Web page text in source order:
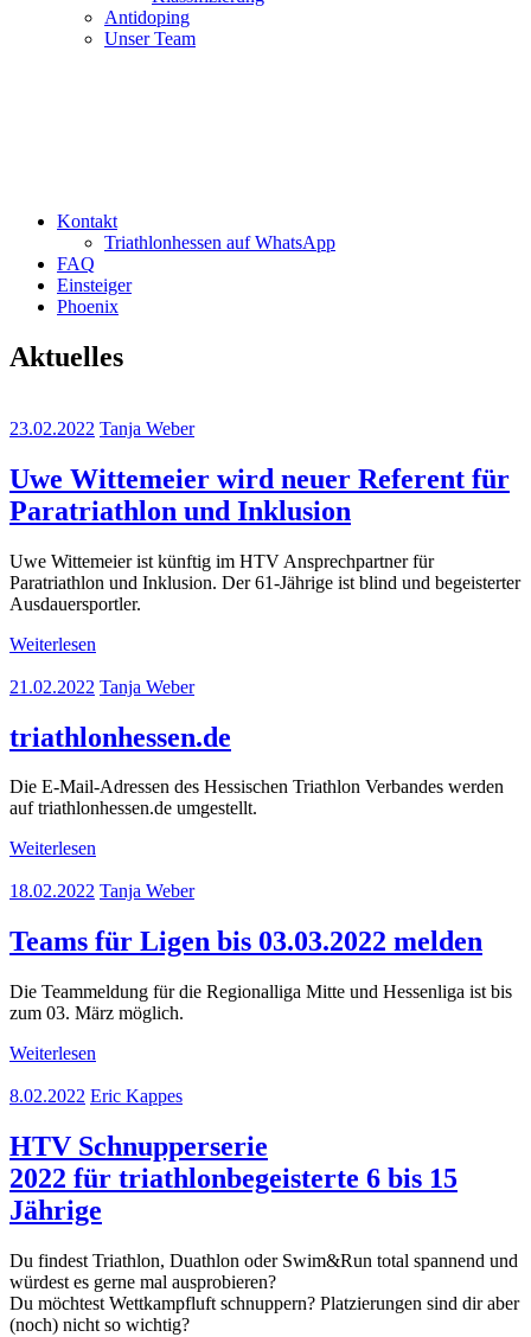
Antidoping
Unser Team
Kontakt
Triathlonhessen auf WhatsApp
FAQ
Einsteiger
Phoenix
Aktuelles
23.02.2022 Tanja Weber
Uwe Wittemeier wird neuer Referent für
Paratriathlon und Inklusion
Uwe Wittemeier ist künftig im HTV Ansprechpartner für
Paratriathlon und Inklusion. Der 61-Jährige ist blind und begeisterter
Ausdauersportler.
Weiterlesen
21.02.2022 Tanja Weber
triathlonhessen.de
Die E-Mail-Adressen des Hessischen Triathlon Verbandes werden
auf triathlonhessen.de umgestellt.
Weiterlesen
18.02.2022 Tanja Weber
Teams für Ligen bis 03.03.2022 melden
Die Teammeldung für die Regionalliga Mitte und Hessenliga ist bis
zum 03. März möglich.
Weiterlesen
8.02.2022 Eric Kappes
HTV Schnupperserie
2022 für triathlonbegeisterte 6 bis 15
Jährige
Du findest Triathlon, Duathlon oder Swim&Run total spannend und
würdest es gerne mal ausprobieren?
Du möchtest Wettkampfluft schnuppern? Platzierungen sind dir aber
(noch) nicht so wichtig?